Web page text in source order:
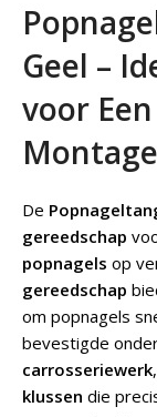
Geel –
voor
Montage
De
gereedschap
popnagels op
gereedschap
om popnagels
bevestigde
carrosseriewerk,
klussen die